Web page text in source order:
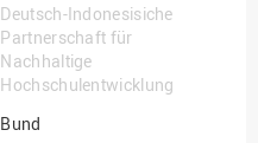
Deutsch-Indonesisiche
Partnerschaft für
Nachhaltige
Hochschulentwicklung
Bund